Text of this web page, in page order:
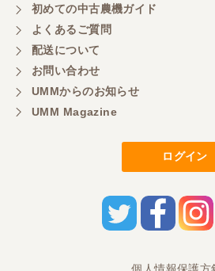
東京都／もっくん
担当者さんの対応が素晴らし
しています。
迅速な取引有難うございました
東京都／大西
とても迅速で丁寧なご対応あ
初めての中古農機ガイド
よくあるご質問
配送について
お問い合わせ
UMMからのお知らせ
UMM Magazine
ログイン
個人情報保護方